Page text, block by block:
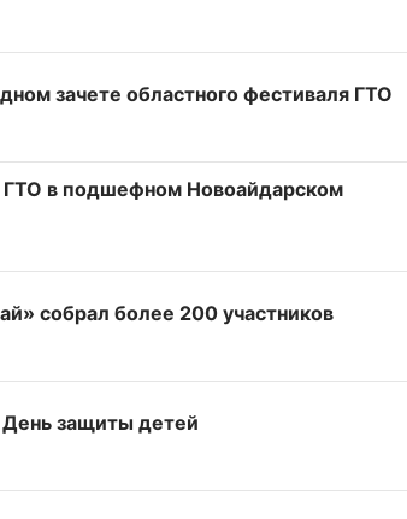
зачете областного фестиваля ГТО
ГТО в подшефном Новоайдарском
собрал более 200 участников
защиты детей